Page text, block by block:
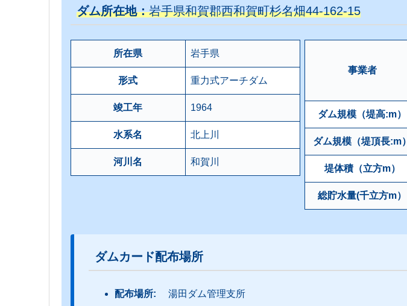
ダム所在地：岩手県和賀郡西和賀町杉名畑44-162-15
所在県 岩手県
形式 重力式アーチダム
竣工年 1964
水系名 北上川
河川名 和賀川
事業者
ダム規模（堤高:m）
ダム規模（堤頂長:m）
堤体積（立方m）
総貯水量(千立方m）
ダムカード配布場所
配布場所: 湯田ダム管理支所